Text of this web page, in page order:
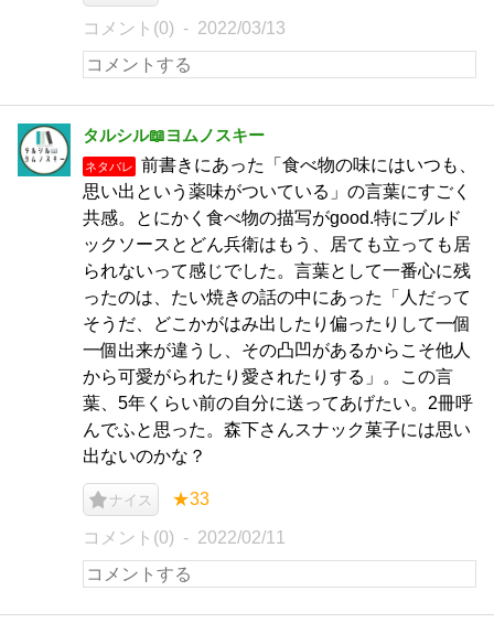
コメント(0) 2022/03/13
タルシル📖ヨムノスキー
ネタバレ
前書きにあった「食べ物の味にはいつも、
思い出という薬味がついている」の言葉にすごく
共感。とにかく食べ物の描写がgood.特にブルド
ックソースとどん兵衛はもう、居ても立っても居
られないって感じでした。言葉として一番心に残
ったのは、たい焼きの話の中にあった「人だって
そうだ、どこかがはみ出したり偏ったりして一個
一個出来が違うし、その凸凹があるからこそ他人
から可愛がられたり愛されたりする」。この言
葉、5年くらい前の自分に送ってあげたい。2冊呼
んでふと思った。森下さんスナック菓子には思い
出ないのかな？
ナイス ★33
コメント(0) 2022/02/11